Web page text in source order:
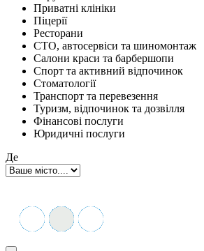
Приватні клініки
Піцерії
Ресторани
СТО, автосервіси та шиномонтаж
Салони краси та барбершопи
Спорт та активний відпочинок
Стоматології
Транспорт та перевезення
Туризм, відпочинок та дозвілля
Фінансові послуги
Юридичні послуги
Де